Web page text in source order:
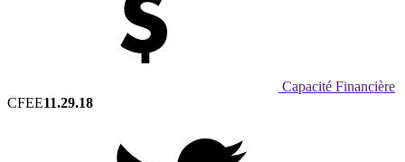
Capacité Financière
CFEE11.29.18